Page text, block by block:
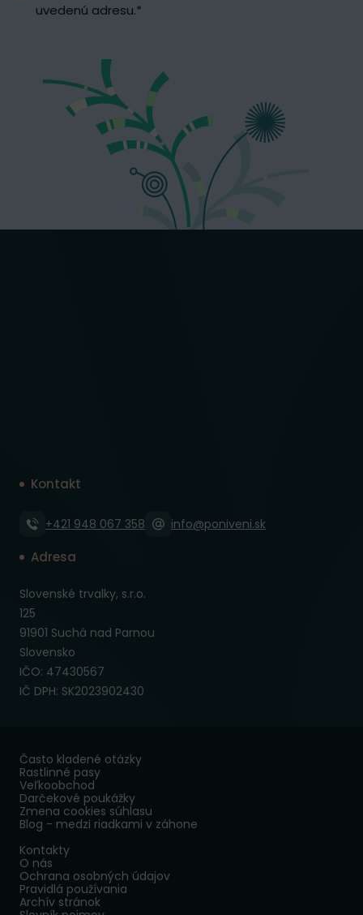
uvedenú adresu.*
Kontakt
+421 948 067 358 info@poniveni.sk
Adresa
Slovenské trvalky, s.r.o.
125
91901 Suchá nad Parnou
Slovensko
IČO: 47430567
IČ DPH: SK2023902430
Často kladené otázky
Rastlinné pasy
Veľkoobchod
Darčekové poukážky
Zmena cookies súhlasu
Blog - medzi riadkami v záhone
Kontakty
O nás
Ochrana osobných údajov
Pravidlá používania
Archív stránok